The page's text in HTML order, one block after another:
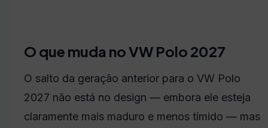
O que muda no VW Polo 2027
O salto da geração anterior para o VW Polo
2027 não está no design — embora ele esteja
claramente mais maduro e menos tímido — mas